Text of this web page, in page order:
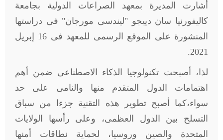
أشارت المديرة بمعهد الصراعات الدولية بجامعة
كاليفورنيا سان دييجو "ليندسى مورجان" فى دراستها
المنشورة على الموقع الرسمى للمعهد فى 16 إبريل
2021.
لذا، أصبحت تكنولوجيا الذكاء الاصطناعى ضمن أهم
اهتمامات الدول المتقدم منها والنامى على حد
سواء،كما أصبح تطوير هذه التقنية جزءا من سباق
التسلح بين الدول العظمى، وعلى رأسها الولايات
المتحدة والصين وروسيا، لحماية نطاقات أمنها